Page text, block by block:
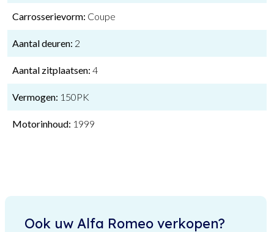
Carrosserievorm: Coupe
Aantal deuren: 2
Aantal zitplaatsen: 4
Vermogen: 150PK
Motorinhoud: 1999
Ook uw Alfa Romeo verkopen?